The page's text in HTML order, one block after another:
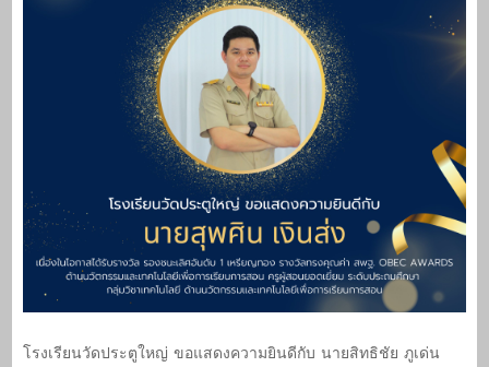
โรงเรียนวัดประตูใหญ่ ขอแสดงความยินดีกับ นายสิทธิชัย ภูเด่น